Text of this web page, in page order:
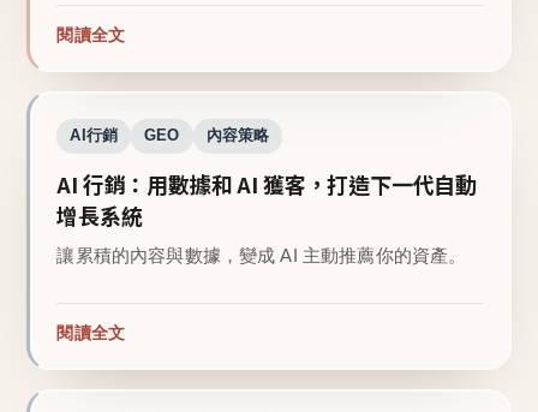
閱讀全文
AI行銷 GEO 內容策略
AI 行銷：用數據和 AI 獲客，打造下一代自動
增長系統
讓累積的內容與數據，變成 AI 主動推薦你的資產。
閱讀全文